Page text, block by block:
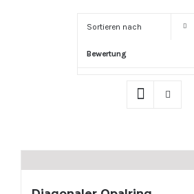
Sortieren nach
Bewertung
16 Produkte